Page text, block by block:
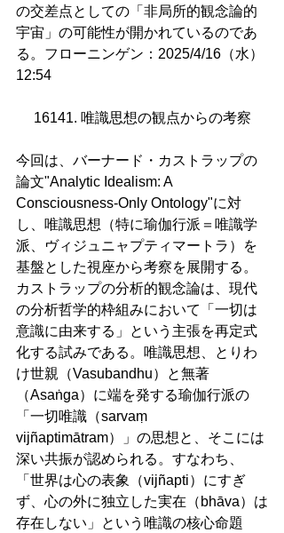
の交差点としての「非局所的観念論的
宇宙」の可能性が開かれているのであ
る。フローニンゲン：2025/4/16（水）
12:54
16141. 唯識思想の観点からの考察
今回は、バーナード・カストラップの
論文"Analytic Idealism: A
Consciousness-Only Ontology"に対
し、唯識思想（特に瑜伽行派＝唯識学
派、ヴィジュニャプティマートラ）を
基盤とした視座から考察を展開する。
カストラップの分析的観念論は、現代
の分析哲学的枠組みにおいて「一切は
意識に由来する」という主張を再定式
化する試みである。唯識思想、とりわ
け世親（Vasubandhu）と無著
（Asaṅga）に端を発する瑜伽行派の
「一切唯識（sarvaṃ
vijñaptimātram）」の思想と、そこには
深い共振が認められる。すなわち、
「世界は心の表象（vijñapti）にすぎ
ず、心の外に独立した実在（bhāva）は
存在しない」という唯識の核心命題